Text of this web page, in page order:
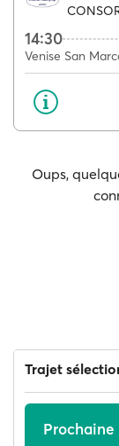
14:30
Venise San
Oups,
Trajet